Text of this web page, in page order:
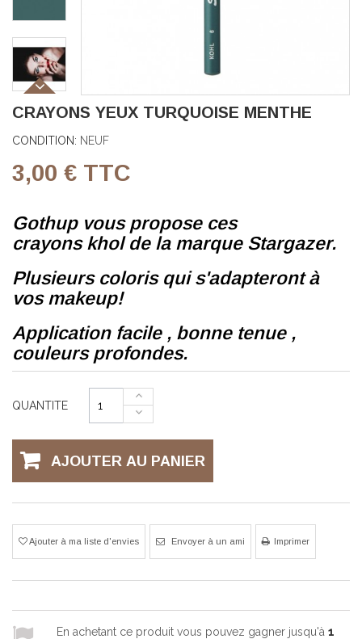
CRAYONS YEUX TURQUOISE MENTHE
CONDITION: NEUF
3,00 € TTC
Gothup vous propose ces
crayons khol de la marque Stargazer.
Plusieurs coloris qui s'adapteront à
vos makeup!
Application facile , bonne tenue ,
couleurs profondes.
QUANTITE
AJOUTER AU PANIER
Ajouter à ma liste d'envies Envoyer à un ami Imprimer
En achetant ce produit vous pouvez gagner jusqu'à 1